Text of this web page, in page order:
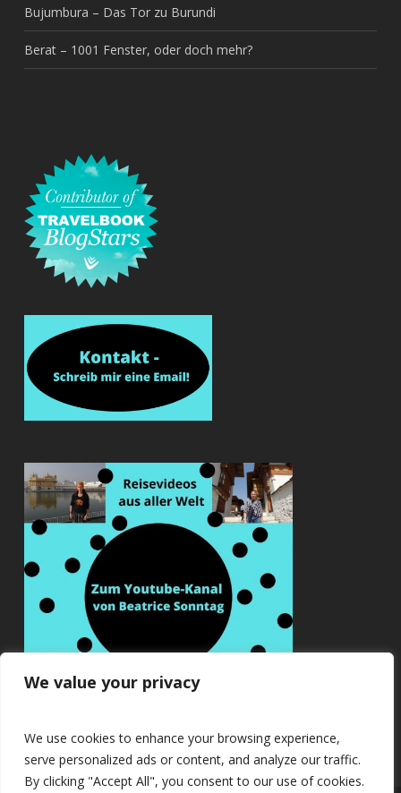
We value your privacy
We use cookies to enhance your browsing experience,
serve personalized ads or content, and analyze our traffic.
By clicking "Accept All", you consent to our use of cookies.
Bujumbura – Das Tor zu Burundi
Berat – 1001 Fenster, oder doch mehr?